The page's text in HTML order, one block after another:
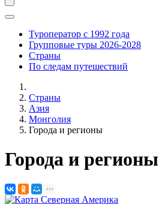
Туроператор с 1992 года
Групповые туры 2026-2028
Страны
По следам путешествий
Страны
Азия
Монголия
Города и регионы
Города и регионы